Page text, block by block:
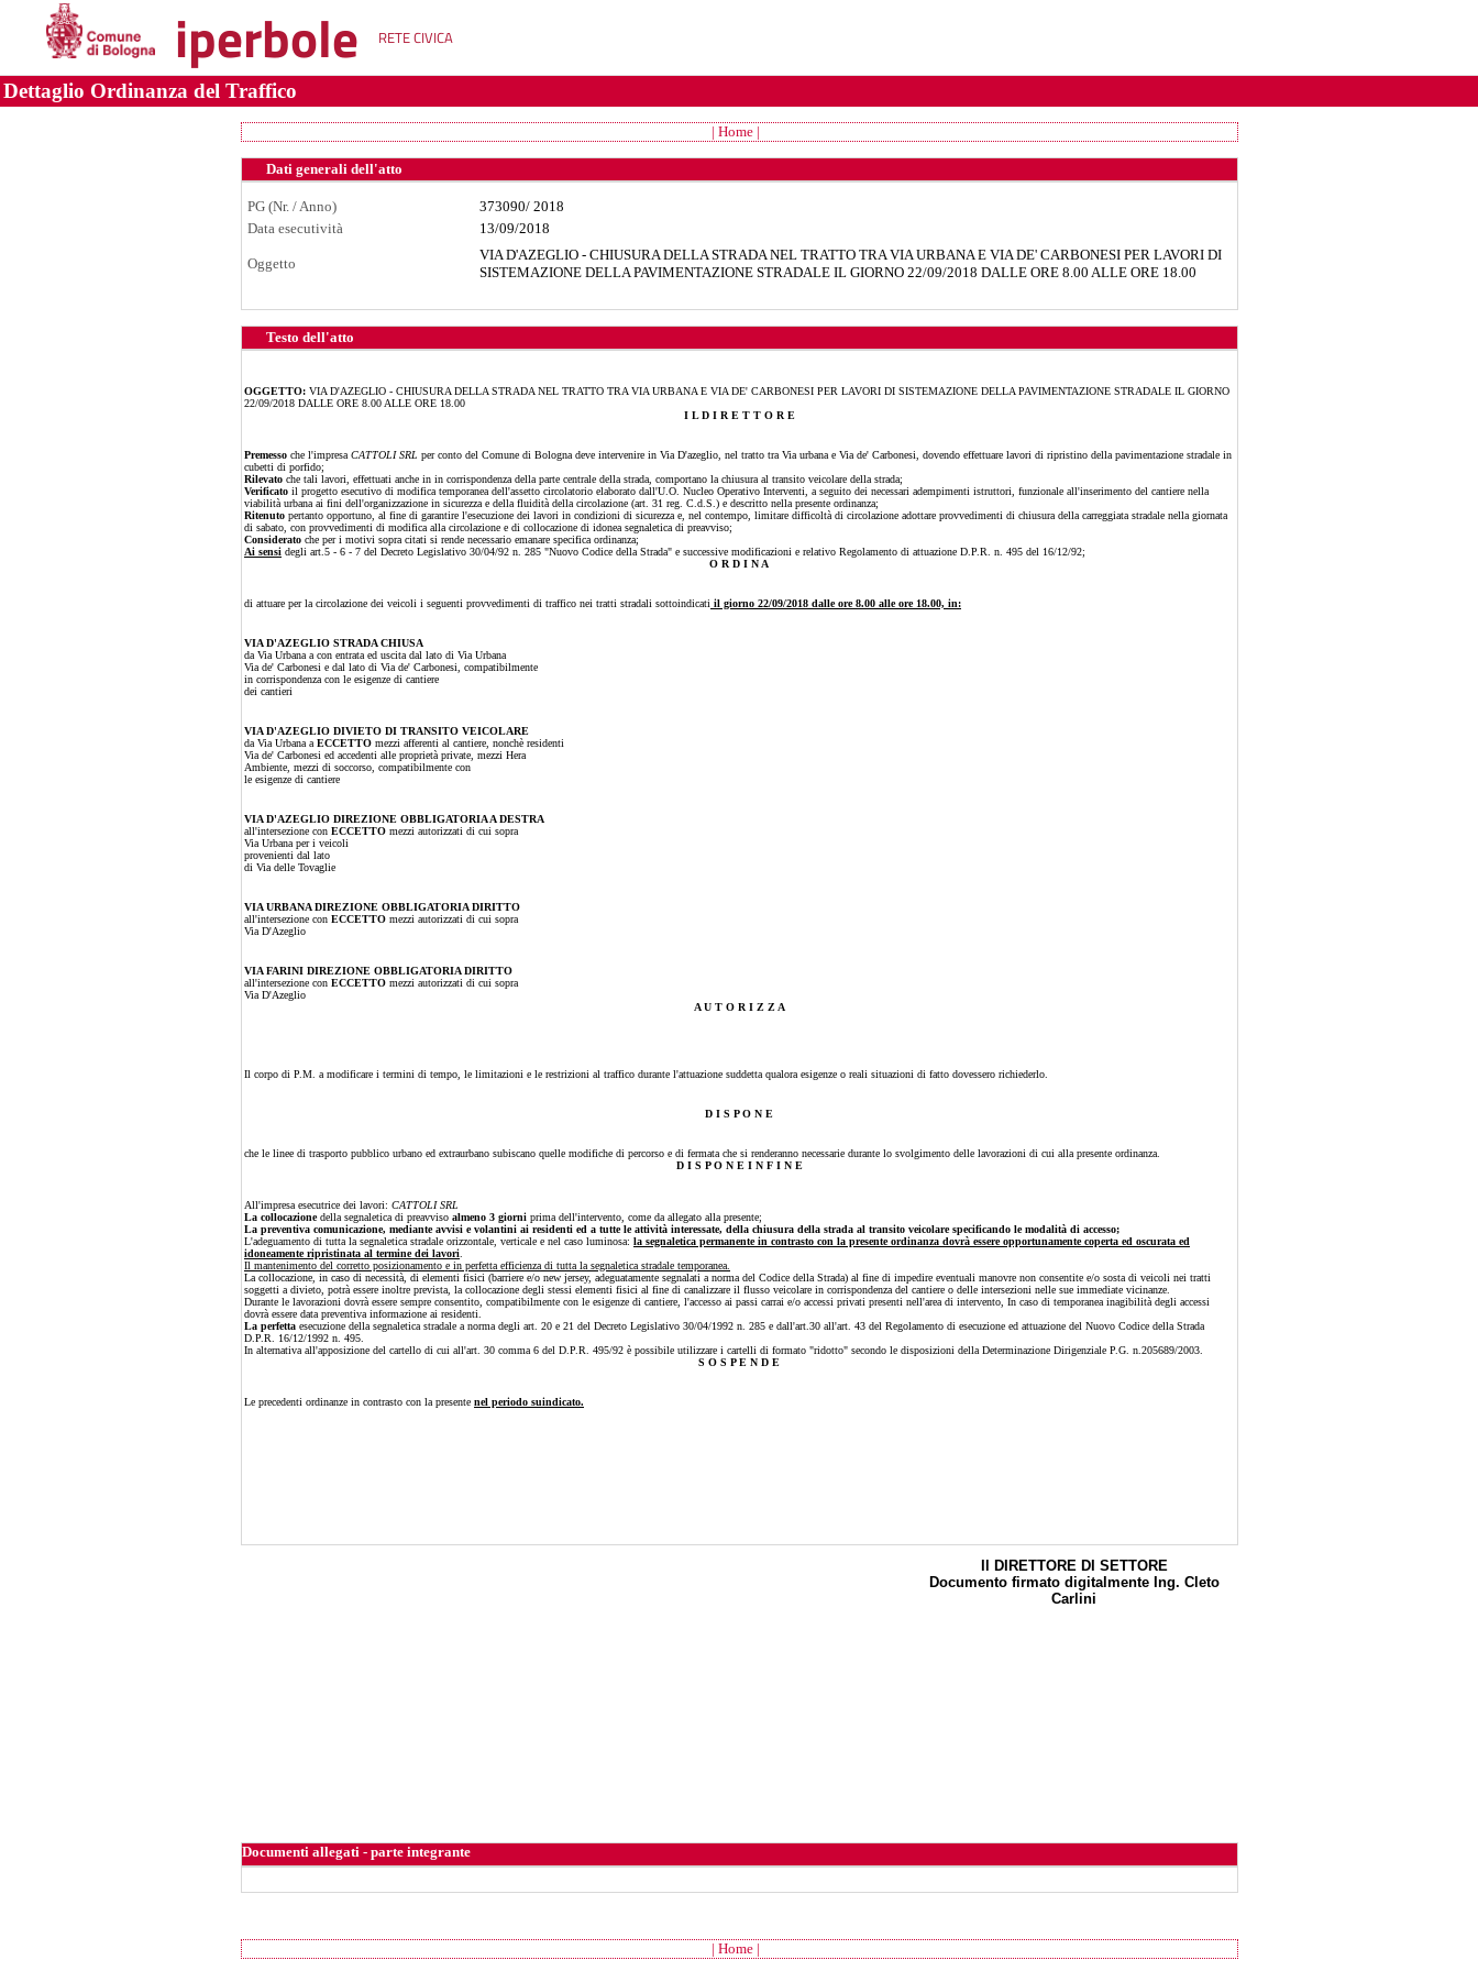
iperbole RETE CIVICA
Dettaglio Ordinanza del Traffico
| Home |
Dati generali dell'atto
PG (Nr. / Anno) 373090/ 2018
Data esecutività
13/09/2018
Oggetto
VIA D'AZEGLIO - CHIUSURA DELLA STRADA NEL TRATTO TRA VIA URBANA E VIA DE' CARBONESI PER LAVORI DI
SISTEMAZIONE DELLA PAVIMENTAZIONE STRADALE IL GIORNO 22/09/2018 DALLE ORE 8.00 ALLE ORE 18.00
Testo dell'atto
OGGETTO: VIA D'AZEGLIO - CHIUSURA DELLA STRADA NEL TRATTO TRA VIA URBANA E VIA DE' CARBONESI PER LAVORI DI SISTEMAZIONE DELLA PAVIMENTAZIONE STRADALE IL GIORNO
22/09/2018 DALLE ORE 8.00 ALLE ORE 18.00
I L D I R E T T O R E
Premesso che l'impresa CATTOLI SRL per conto del Comune di Bologna deve intervenire in Via D'azeglio, nel tratto tra Via urbana e Via de' Carbonesi, dovendo effettuare lavori di ripristino della pavimentazione stradale in
cubetti di porfido;
Rilevato che tali lavori, effettuati anche in in corrispondenza della parte centrale della strada, comportano la chiusura al transito veicolare della strada;
Verificato il progetto esecutivo di modifica temporanea dell'assetto circolatorio elaborato dall'U.O. Nucleo Operativo Interventi, a seguito dei necessari adempimenti istruttori, funzionale all'inserimento del cantiere nella
viabilità urbana ai fini dell'organizzazione in sicurezza e della fluidità della circolazione (art. 31 reg. C.d.S.) e descritto nella presente ordinanza;
Ritenuto pertanto opportuno, al fine di garantire l'esecuzione dei lavori in condizioni di sicurezza e, nel contempo, limitare difficoltà di circolazione adottare provvedimenti di chiusura della carreggiata stradale nella giornata
di sabato, con provvedimenti di modifica alla circolazione e di collocazione di idonea segnaletica di preavviso;
Considerato che per i motivi sopra citati si rende necessario emanare specifica ordinanza;
Ai sensi degli art.5 - 6 - 7 del Decreto Legislativo 30/04/92 n. 285 "Nuovo Codice della Strada" e successive modificazioni e relativo Regolamento di attuazione D.P.R. n. 495 del 16/12/92;
O R D I N A
di attuare per la circolazione dei veicoli i seguenti provvedimenti di traffico nei tratti stradali sottoindicati il giorno 22/09/2018 dalle ore 8.00 alle ore 18.00, in:
VIA D'AZEGLIO STRADA CHIUSA
da Via Urbana a con entrata ed uscita dal lato di Via Urbana
Via de' Carbonesi e dal lato di Via de' Carbonesi, compatibilmente
in corrispondenza con le esigenze di cantiere
dei cantieri
VIA D'AZEGLIO DIVIETO DI TRANSITO VEICOLARE
da Via Urbana a ECCETTO mezzi afferenti al cantiere, nonchè residenti
Via de' Carbonesi ed accedenti alle proprietà private, mezzi Hera
Ambiente, mezzi di soccorso, compatibilmente con
le esigenze di cantiere
VIA D'AZEGLIO DIREZIONE OBBLIGATORIA A DESTRA
all'intersezione con ECCETTO mezzi autorizzati di cui sopra
Via Urbana per i veicoli
provenienti dal lato
di Via delle Tovaglie
VIA URBANA DIREZIONE OBBLIGATORIA DIRITTO
all'intersezione con ECCETTO mezzi autorizzati di cui sopra
Via D'Azeglio
VIA FARINI DIREZIONE OBBLIGATORIA DIRITTO
all'intersezione con ECCETTO mezzi autorizzati di cui sopra
Via D'Azeglio
A U T O R I Z Z A
Il corpo di P.M. a modificare i termini di tempo, le limitazioni e le restrizioni al traffico durante l'attuazione suddetta qualora esigenze o reali situazioni di fatto dovessero richiederlo.
D I S P O N E
che le linee di trasporto pubblico urbano ed extraurbano subiscano quelle modifiche di percorso e di fermata che si renderanno necessarie durante lo svolgimento delle lavorazioni di cui alla presente ordinanza.
D I S P O N E I N F I N E
All'impresa esecutrice dei lavori: CATTOLI SRL
La collocazionedella segnaletica di preavviso almeno 3 giorni prima dell'intervento, come da allegato alla presente;
La preventiva comunicazione, mediante avvisi e volantini ai residenti ed a tutte le attività interessate, della chiusura della strada al transito veicolare specificando le modalità di accesso;
L'adeguamento di tutta la segnaletica stradale orizzontale, verticale e nel caso luminosa: la segnaletica permanente in contrasto con la presente ordinanza dovrà essere opportunamente coperta ed oscurata ed
idoneamente ripristinata al termine dei lavori
Il mantenimento del corretto posizionamento e in perfetta efficienza di tutta la segnaletica stradale temporanea.
La collocazione, in caso di necessità, di elementi fisici (barriere e/o new jersey, adeguatamente segnalati a norma del Codice della Strada) al fine di impedire eventuali manovre non consentite e/o sosta di veicoli nei tratti
soggetti a divieto, potrà essere inoltre prevista, la collocazione degli stessi elementi fisici al fine di canalizzare il flusso veicolare in corrispondenza del cantiere o delle intersezioni nelle sue immediate vicinanze.
Durante le lavorazioni dovrà essere sempre consentito, compatibilmente con le esigenze di cantiere, l'accesso ai passi carrai e/o accessi privati presenti nell'area di intervento, In caso di temporanea inagibilità degli accessi
dovrà essere data preventiva informazione ai residenti.
La perfetta esecuzione della segnaletica stradale a norma degli art. 20 e 21 del Decreto Legislativo 30/04/1992 n. 285 e dall'art.30 all'art. 43 del Regolamento di esecuzione ed attuazione del Nuovo Codice della Strada
D.P.R. 16/12/1992 n. 495.
In alternativa all'apposizione del cartello di cui all'art. 30 comma 6 del D.P.R. 495/92 è possibile utilizzare i cartelli di formato "ridotto" secondo le disposizioni della Determinazione Dirigenziale P.G. n.205689/2003.
S O S P E N D E
Le precedenti ordinanze in contrasto con la presente nel periodo suindicato.
Il DIRETTORE DI SETTORE
Documento firmato digitalmente Ing. Cleto
Carlini
Documenti allegati - parte integrante
| Home |